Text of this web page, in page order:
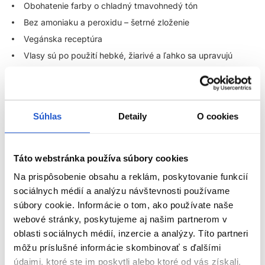
Súhlas Detaily O cookies
Táto webstránka používa súbory cookies
Na prispôsobenie obsahu a reklám, poskytovanie funkcií
sociálnych médií a analýzu návštevnosti používame
súbory cookie. Informácie o tom, ako používate naše
webové stránky, poskytujeme aj našim partnerom v
oblasti sociálnych médií, inzercie a analýzy. Títo partneri
môžu príslušné informácie skombinovať s ďalšími
údajmi, ktoré ste im poskytli alebo ktoré od vás získali,
Obohatenie farby o chladný tmavohnedý tón
Bez amoniaku a peroxidu – šetrné zloženie
Vegánska receptúra
Vlasy sú po použití hebké, žiarivé a ľahko sa upravujú
Wella Professionals Color Fresh farebná maska na vlasy –
Hľadáte jednoduchý spôsob, ako si doma
ObjavteWella ProfessionalsColor Fresh Mask
pigmentovanú farbiacu masku na vlasy
, ktorá kombinuje
regeneračnú starostlivosť s jemným tónovaním. Ideálna voľba
pre všetkých, ktorí chcú farbu vlasov osviežiť medzi návštevami
kaderníka, vyskúšať nový odtieň bez záväzkov, alebo si len
dopriaťvýživnú masku s jemným farebným efektom.
Čo je Wella Color Fresh maska?
ZOBRAZIŤ VIAC